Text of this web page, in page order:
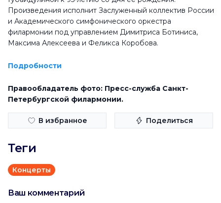
Произведения исполнит Заслуженный коллектив России
и Академического симфонического оркестра
филармонии под управлением Димитриса Ботиниса,
Максима Алексеева и Феликса Коробова.
Подробности
Правообладатель фото: Пресс-служба Санкт-
Петербургской филармонии.
В избранное Поделиться
Теги
Концерты
Ваш комментарий